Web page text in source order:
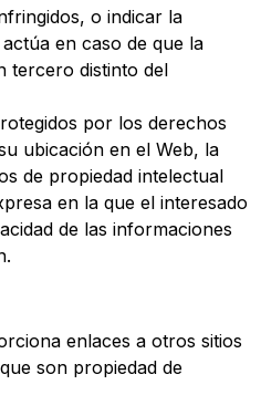
o indicar la
en caso de que la
tercero distinto del
por los derechos
ubicación en el Web, la
de propiedad intelectual
en la que el interesado
de las informaciones
enlaces a otros sitios
son propiedad de